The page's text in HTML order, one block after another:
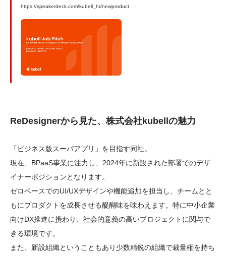
https://speakerdeck.com/kubell_hr/newproduct
ReDesignerから見た、株式会社kubellの魅力
「ビジネス版スーパアプリ」を目指す同社。
現在、BPaaS事業に注力し、2024年に新設された部署でのデザ
イナーポジションとなります。
ゼロベースでのUI/UXデザインや機能追加を担当し、チームとと
もにプロダクトを成長させる醍醐味を味わえます。特に中小企業
向けDX推進に携わり、社会的意義の高いプロジェクトに関与で
きる環境です。
また、新設組織ということもあり少数精鋭の組織で裁量権を持ち